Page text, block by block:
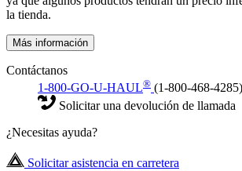
la tienda.
Más información
Contáctanos
1-800-GO-U-HAUL® (1-800-468-4285)
Solicitar una devolución de llamada
¿Necesitas ayuda?
Solicitar asistencia en carretera